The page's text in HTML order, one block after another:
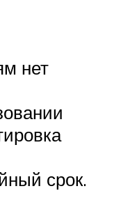
нет
срок.